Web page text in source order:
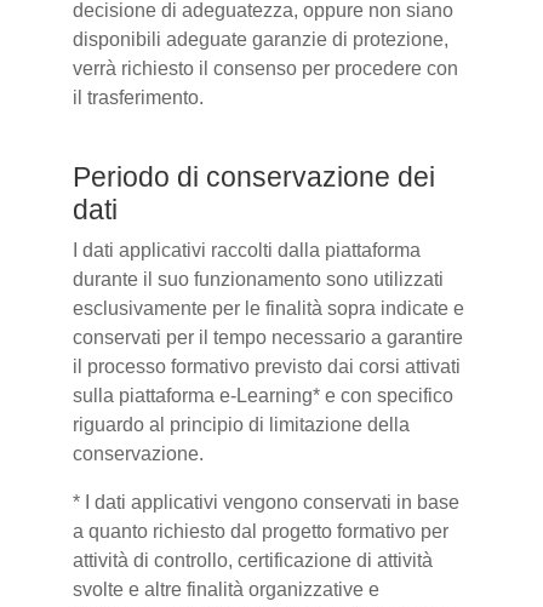
decisione di adeguatezza, oppure non siano
disponibili adeguate garanzie di protezione,
verrà richiesto il consenso per procedere con
il trasferimento.
Periodo di conservazione dei
dati
I dati applicativi raccolti dalla piattaforma
durante il suo funzionamento sono utilizzati
esclusivamente per le finalità sopra indicate e
conservati per il tempo necessario a garantire
il processo formativo previsto dai corsi attivati
sulla piattaforma e-Learning* e con specifico
riguardo al principio di limitazione della
conservazione.
* I dati applicativi vengono conservati in base
a quanto richiesto dal progetto formativo per
attività di controllo, certificazione di attività
svolte e altre finalità organizzative e